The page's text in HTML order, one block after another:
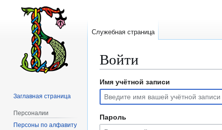
Войти
Перейти
навигации
Перейти
поиску
Имя учётной записи
Пароль
Служебная страница
Заглавная страница
Персоналии
Персоны по алфавиту